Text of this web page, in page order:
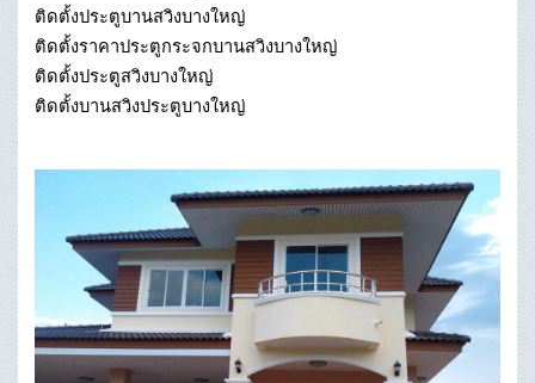
ติดตั้งประตูบานสวิงบางใหญ่
ติดตั้งราคาประตูกระจกบานสวิงบางใหญ่
ติดตั้งประตูสวิงบางใหญ่
ติดตั้งบานสวิงประตูบางใหญ่